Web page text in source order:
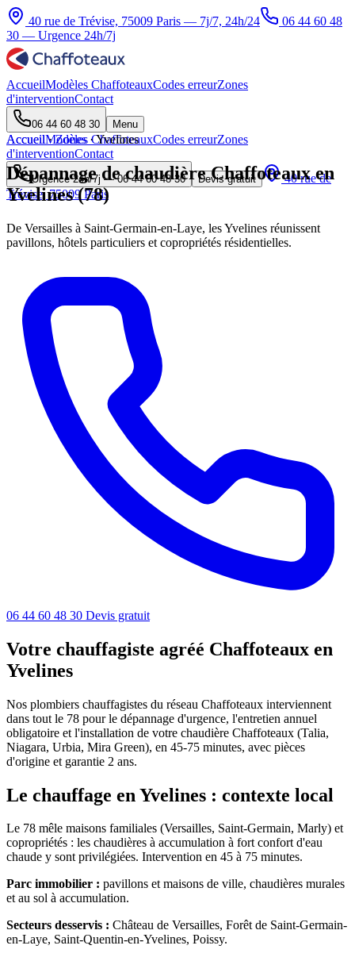
40 rue de Trévise, 75009 Paris — 7j/7, 24h/24
06 44 60 48
30 — Urgence 24h/7j
AccueilModèles ChaffoteauxCodes erreurZones
d'interventionContact
06 44 60 48 30 Menu
AccueilModèles ChaffoteauxCodes erreurZones
d'interventionContact
Urgence 24h/7j —06 44 60 48 30 Devis gratuit
40 rue de
Trévise, 75009 Paris
Accueil·Zones·Yvelines
Dépannage de chaudière Chaffoteaux en
Yvelines (78)
De Versailles à Saint-Germain-en-Laye, les Yvelines réunissent
pavillons, hôtels particuliers et copropriétés résidentielles.
06 44 60 48 30 Devis gratuit
Votre chauffagiste agréé Chaffoteaux en
Yvelines
Nos plombiers chauffagistes du réseau Chaffoteaux interviennent
dans tout le 78 pour le dépannage d'urgence, l'entretien annuel
obligatoire et l'installation de votre chaudière Chaffoteaux (Talia,
Niagara, Urbia, Mira Green), en 45-75 minutes, avec pièces
d'origine et garantie 2 ans.
Le chauffage en Yvelines : contexte local
Le 78 mêle maisons familiales (Versailles, Saint-Germain, Marly) et
copropriétés : les chaudières à accumulation à fort confort d'eau
chaude y sont privilégiées. Intervention en 45 à 75 minutes.
Parc immobilier : pavillons et maisons de ville, chaudières murales
et au sol à accumulation.
Secteurs desservis : Château de Versailles, Forêt de Saint-Germain-
en-Laye, Saint-Quentin-en-Yvelines, Poissy.